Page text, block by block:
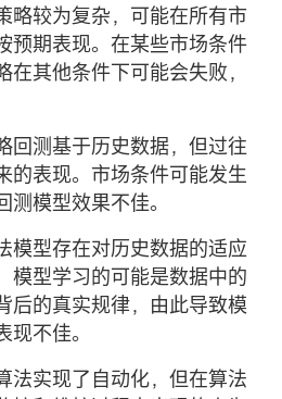
略较为复杂，可能在所有市
预期表现。在某些市场条件
在其他条件下可能会失败，
回测基于历史数据，但过往
的表现。市场条件可能发生
模型效果不佳。
模型存在对历史数据的适应
模型学习的可能是数据中的
后的真实规律，由此导致模
不佳。
法实现了自动化，但在算法